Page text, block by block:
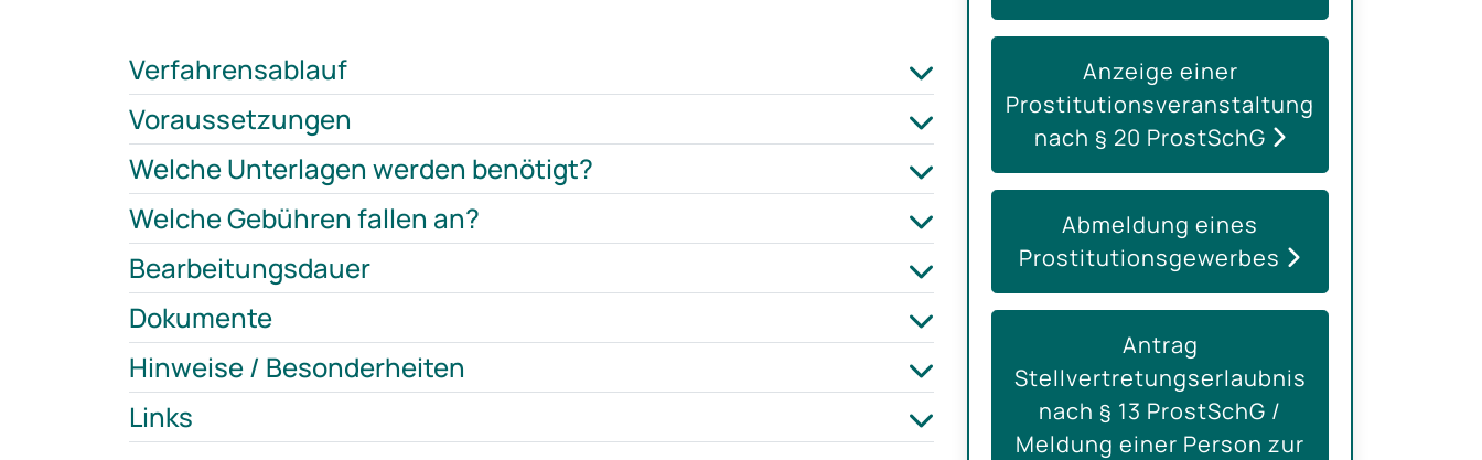
Verfahrensablauf
Voraussetzungen
Welche Unterlagen werden benötigt?
Welche Gebühren fallen an?
Bearbeitungsdauer
Dokumente
Hinweise / Besonderheiten
Links
Anzeige einer
Prostitutionsveranstaltung
nach § 20 ProstSchG
Abmeldung eines
Prostitutionsgewerbes
Antrag
Stellvertretungserlaubnis
nach § 13 ProstSchG /
Meldung einer Person zur